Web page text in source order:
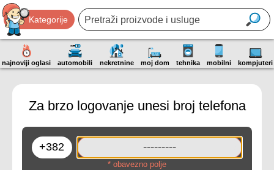
Kategorije
najnoviji oglasi automobili nekretnine moj dom tehnika mobilni kompjuteri
Za brzo logovanje unesi broj telefona
* obavezno polje